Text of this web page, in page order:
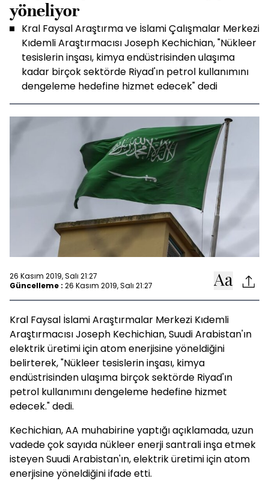
yöneliyor
Kral Faysal Araştırma ve İslami Çalışmalar Merkezi
Kıdemli Araştırmacısı Joseph Kechichian, "Nükleer
tesislerin inşası, kimya endüstrisinden ulaşıma
kadar birçok sektörde Riyad'ın petrol kullanımını
dengeleme hedefine hizmet edecek" dedi
26 Kasım 2019, Salı 21:27
Güncelleme : 26 Kasım 2019, Salı 21:27
Kral Faysal İslami Araştırmalar Merkezi Kıdemli
Araştırmacısı Joseph Kechichian, Suudi Arabistan'ın
elektrik üretimi için atom enerjisine yöneldiğini
belirterek, "Nükleer tesislerin inşası, kimya
endüstrisinden ulaşıma birçok sektörde Riyad'ın
petrol kullanımını dengeleme hedefine hizmet
edecek." dedi.
Kechichian, AA muhabirine yaptığı açıklamada, uzun
vadede çok sayıda nükleer enerji santrali inşa etmek
isteyen Suudi Arabistan'ın, elektrik üretimi için atom
enerjisine yöneldiğini ifade etti.